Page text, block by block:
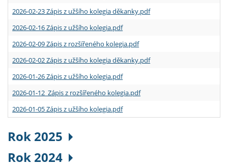
2026-02-23 Zápis z užšího kolegia děkanky.pdf
2026-02-16 Zápis z užšího kolegia.pdf
2026-02-09 Zápis z rozšířeného kolegia.pdf
2026-02-02 Zápis z užšího kolegia děkanky.pdf
2026-01-26 Zápis z užšího kolegia.pdf
2026-01-12 Zápis z rozšířeného kolegia.pdf
2026-01-05 Zápis z užšího kolegia.pdf
Rok 2025
Rok 2024